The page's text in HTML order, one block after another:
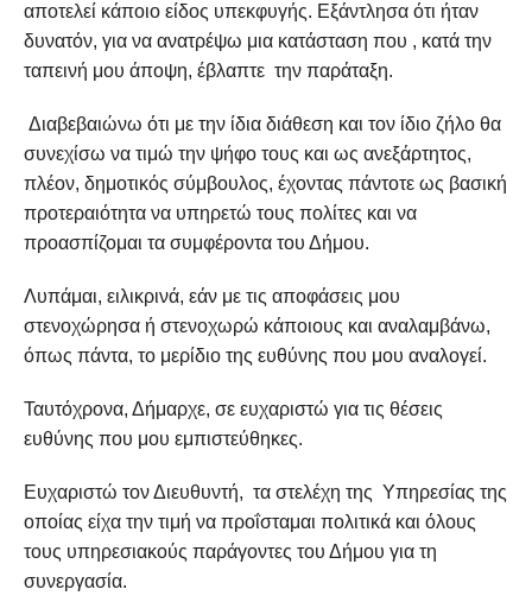
αποτελεί κάποιο είδος υπεκφυγής. Εξάντλησα ότι ήταν
δυνατόν, για να ανατρέψω μια κατάσταση που , κατά την
ταπεινή μου άποψη, έβλαπτε την παράταξη.
Διαβεβαιώνω ότι με την ίδια διάθεση και τον ίδιο ζήλο θα
συνεχίσω να τιμώ την ψήφο τους και ως ανεξάρτητος,
πλέον, δημοτικός σύμβουλος, έχοντας πάντοτε ως βασική
προτεραιότητα να υπηρετώ τους πολίτες και να
προασπίζομαι τα συμφέροντα του Δήμου.
Λυπάμαι, ειλικρινά, εάν με τις αποφάσεις μου
στενοχώρησα ή στενοχωρώ κάποιους και αναλαμβάνω,
όπως πάντα, το μερίδιο της ευθύνης που μου αναλογεί.
Ταυτόχρονα, Δήμαρχε, σε ευχαριστώ για τις θέσεις
ευθύνης που μου εμπιστεύθηκες.
Ευχαριστώ τον Διευθυντή, τα στελέχη της Υπηρεσίας της
οποίας είχα την τιμή να προΐσταμαι πολιτικά και όλους
τους υπηρεσιακούς παράγοντες του Δήμου για τη
συνεργασία.